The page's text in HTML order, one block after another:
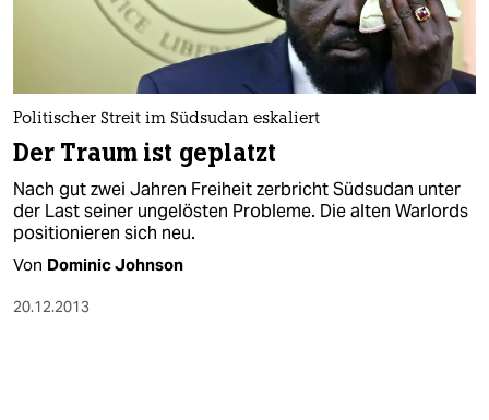
Politischer Streit im Südsudan eskaliert
Der Traum ist geplatzt
Nach gut zwei Jahren Freiheit zerbricht Südsudan unter
der Last seiner ungelösten Probleme. Die alten Warlords
positionieren sich neu.
Von Dominic Johnson
20.12.2013